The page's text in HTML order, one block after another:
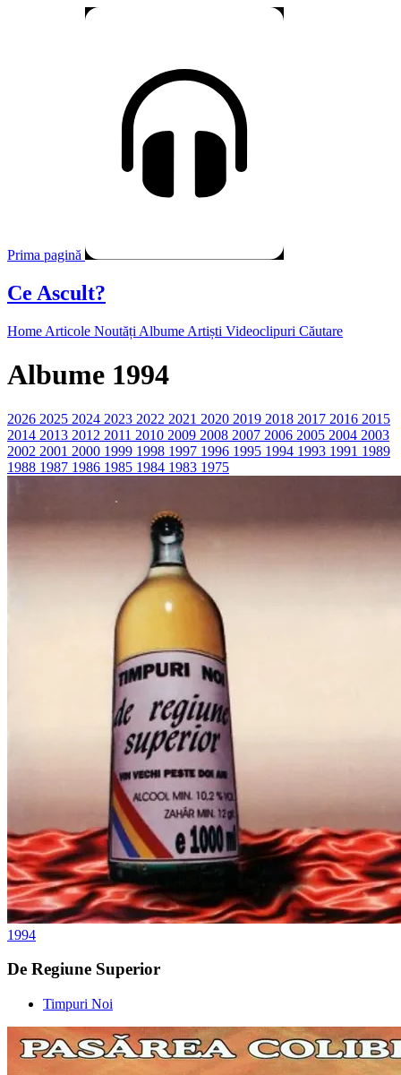
Prima pagină
Ce Ascult?
Home Articole Noutăți Albume Artiști Videoclipuri Căutare
Albume 1994
2026 2025 2024 2023 2022 2021 2020 2019 2018 2017 2016 2015
2014 2013 2012 2011 2010 2009 2008 2007 2006 2005 2004 2003
2002 2001 2000 1999 1998 1997 1996 1995 1994 1993 1991 1989
1988 1987 1986 1985 1984 1983 1975
1994
De Regiune Superior
Timpuri Noi